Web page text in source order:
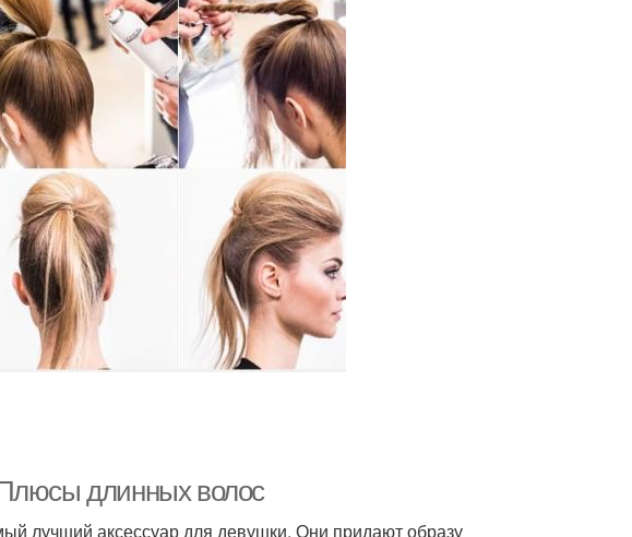
длинных волос
лучший аксессуар для девушки. Они придают образу